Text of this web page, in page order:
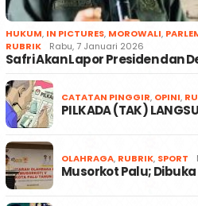
HUKUM, IN PICTURES, MOROWALI,
RUBRIK
Rabu, 7 Januari 2026
Safri Akan Lapor Presiden dan
CATATAN PINGGIR, OPINI,
PILKADA (TAK)
OLAHRAGA, RUBRIK, SPORT
Musorkot Palu;